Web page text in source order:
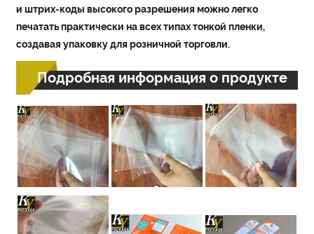
и штрих-коды высокого разрешения можно легко
печатать практически на всех типах тонкой пленки,
создавая упаковку для розничной торговли.
Подробная информация о продукте